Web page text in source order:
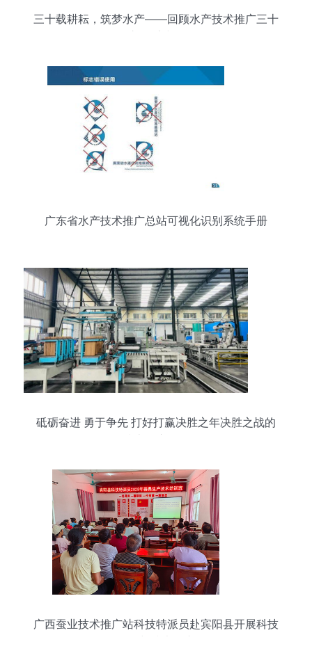
三十载耕耘，筑梦水产——回顾水产技术推广三十
广东省水产技术推广总站可视化识别系统手册
砥砺奋进 勇于争先 打好打赢决胜之年决胜之战的
广西蚕业技术推广站科技特派员赴宾阳县开展科技